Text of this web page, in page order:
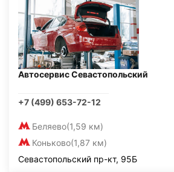
Автосервис Севастопольский
+7 (499) 653-72-12
Беляево(1,59 км)
Коньково(1,87 км)
Севастопольский пр-кт, 95Б